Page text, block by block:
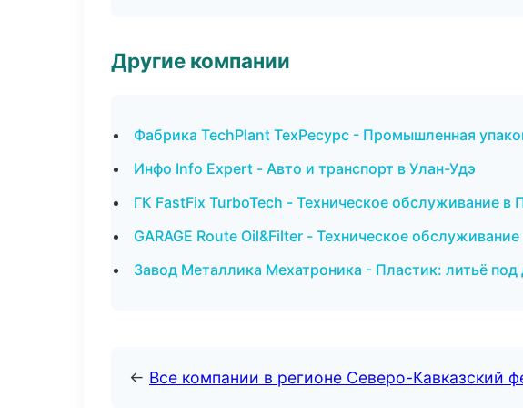
Другие компании
Фабрика TechPlant ТехРесурс - Промышленная
Инфо Info Expert - Авто и транспорт в Улан-Удэ
ГК FastFix TurboTech - Техническое обслуживание в
GARAGE Route Oil&Filter - Техническое
Завод Металлика Мехатроника - Пластик: литьё
← Все компании в регионе Северо-Кавказский